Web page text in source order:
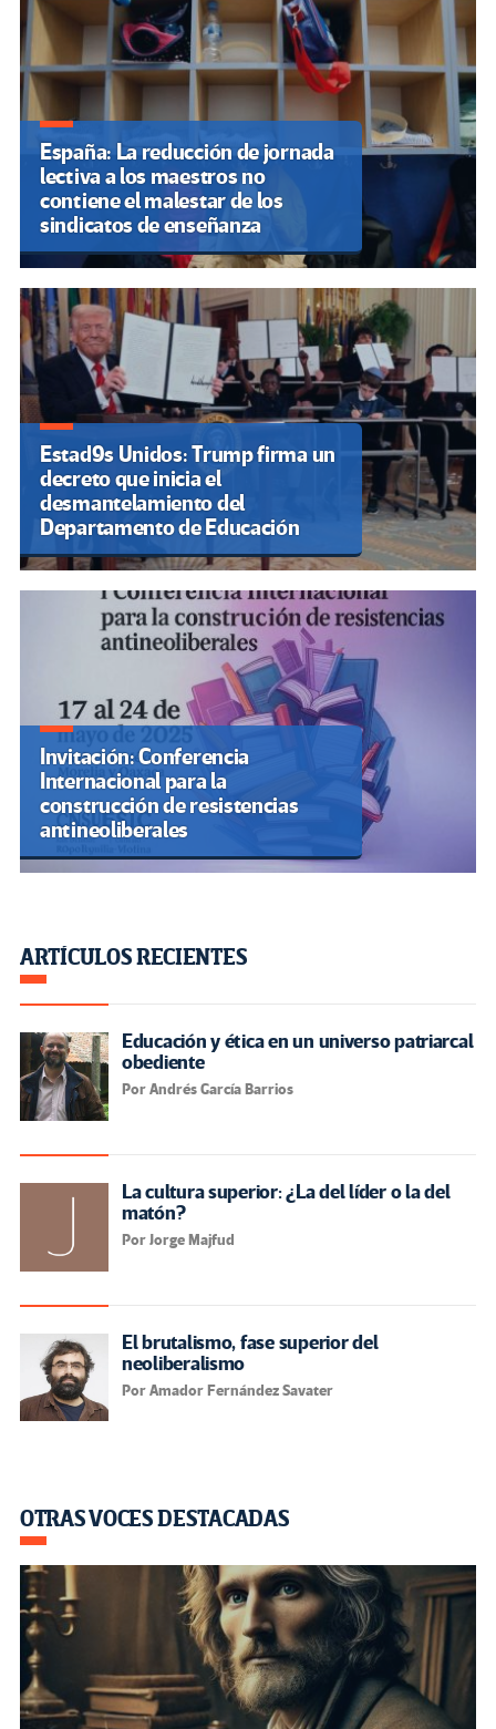
España: La reducción de jornada
lectiva a los maestros no
contiene el malestar de los
sindicatos de enseñanza
Estad9s Unidos: Trump firma un
decreto que inicia el
desmantelamiento del
Departamento de Educación
Invitación: Conferencia
Internacional para la
construcción de resistencias
antineoliberales
ARTÍCULOS RECIENTES
Educación y ética en un universo patriarcal
obediente
Por Andrés García Barrios
La cultura superior: ¿La del líder o la del
matón?
Por Jorge Majfud
El brutalismo, fase superior del
neoliberalismo
Por Amador Fernández Savater
OTRAS VOCES DESTACADAS